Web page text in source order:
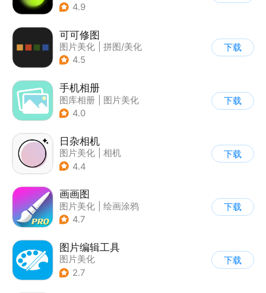
4.9
可可修图
图片美化
拼图/美化
4.5
下载
手机相册
图库相册
图片美化
4.0
下载
日杂相机
图片美化
相机
| 拼图/美化
4.4
下载
画画图
图片美化
绘画涂鸦
4.7
下载
图片编辑工具
图片美化
2.7
下载